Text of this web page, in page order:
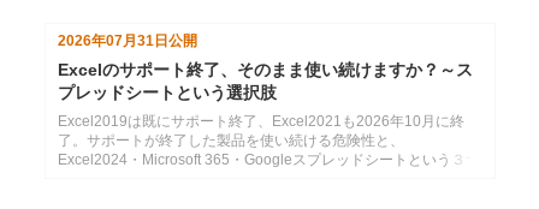
2026年07月31日公開
Excelのサポート終了、そのまま使い続けますか？～ス
プレッドシートという選択肢
Excel2019は既にサポート終了、Excel2021も2026年10月に終
了。サポートが終了した製品を使い続ける危険性と、
Excel2024・Microsoft 365・Googleスプレッドシートという３つ